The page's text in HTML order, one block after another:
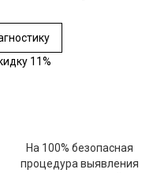
11%
На 100% безопасная
процедура выявления